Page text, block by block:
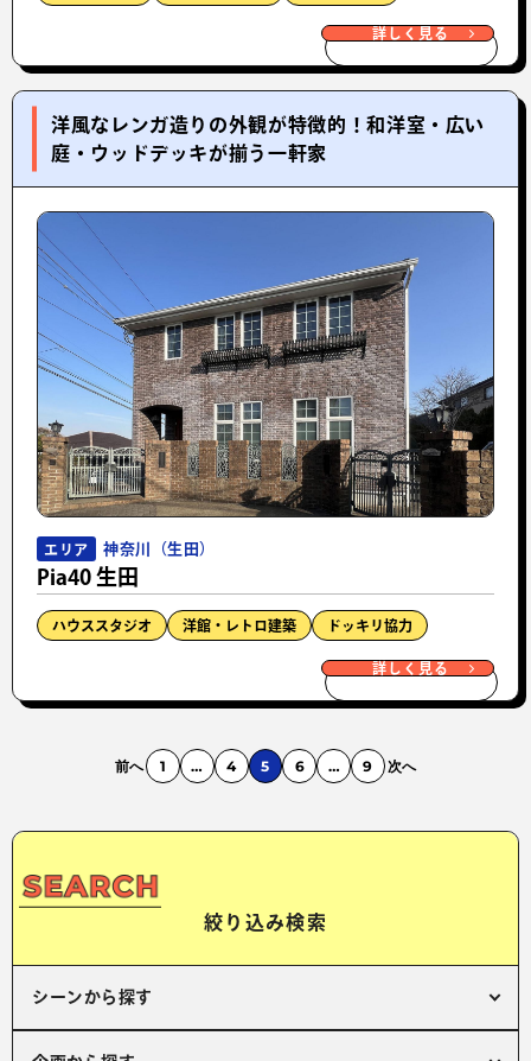
詳しく見る
洋風なレンガ造りの外観が特徴的！和洋室・広い
庭・ウッドデッキが揃う一軒家
エリア 神奈川（生田）
Pia40 生田
ハウススタジオ 洋館・レトロ建築 ドッキリ協力
詳しく見る
前へ 1 … 4 5 6 … 9 次へ
絞り込み検索
シーンから探す